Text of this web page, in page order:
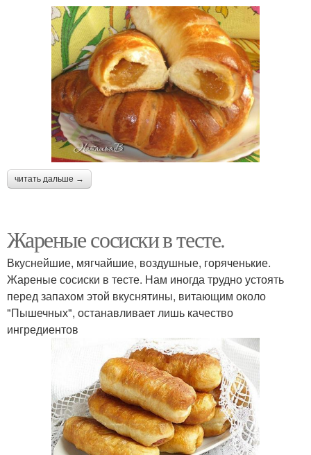
читать дальше →
Жареные сосиски в тесте.
Вкуснейшие, мягчайшие, воздушные, горяченькие.
Жареные сосиски в тесте. Нам иногда трудно устоять
перед запахом этой вкуснятины, витающим около
"Пышечных", останавливает лишь качество
ингредиентов